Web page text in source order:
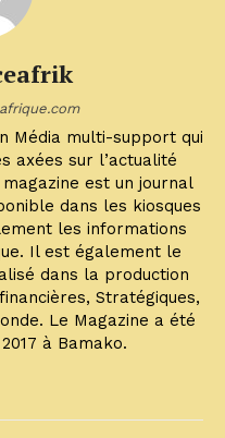
Média multi-support qui
axées sur l’actualité
est un journal
dans les kiosques
les informations
Il est également le
dans la production
Stratégiques,
Le Magazine a été
à Bamako.